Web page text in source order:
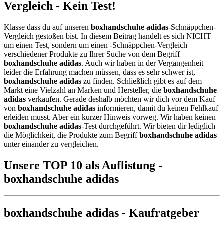
Vergleich - Kein Test!
Klasse dass du auf unseren boxhandschuhe adidas-Schnäppchen-
Vergleich gestoßen bist. In diesem Beitrag handelt es sich NICHT
um einen Test, sondern um einen -Schnäppchen-Vergleich
verschiedener Produkte zu Ihrer Suche von dem Begriff
boxhandschuhe adidas. Auch wir haben in der Vergangenheit
leider die Erfahrung machen müssen, dass es sehr schwer ist,
boxhandschuhe adidas zu finden. Schließlich gibt es auf dem
Markt eine Vielzahl an Marken und Hersteller, die boxhandschuhe
adidas verkaufen. Gerade deshalb möchten wir dich vor dem Kauf
von boxhandschuhe adidas informieren, damit du keinen Fehlkauf
erleiden musst. Aber ein kurzer Hinweis vorweg. Wir haben keinen
boxhandschuhe adidas-Test durchgeführt. Wir bieten dir lediglich
die Möglichkeit, die Produkte zum Begriffboxhandschuhe adidas
unter einander zu vergleichen.
Unsere TOP 10 als Auflistung -
boxhandschuhe adidas
boxhandschuhe adidas - Kaufratgeber